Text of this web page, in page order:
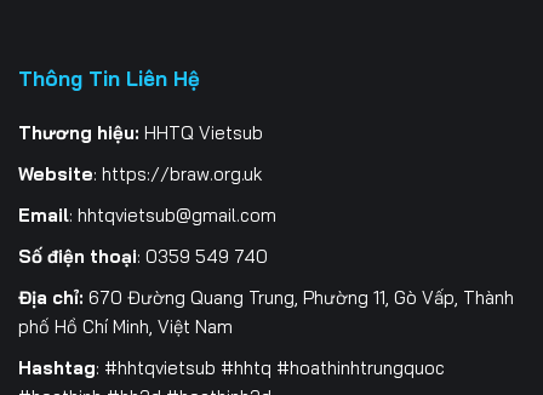
Thông Tin Liên Hệ
Thương hiệu: HHTQ Vietsub
Website: https://braw.org.uk
Email: hhtqvietsub@gmail.com
Số điện thoại: 0359 549 740
Địa chỉ: 670 Đường Quang Trung, Phường 11, Gò Vấp, Thành
phố Hồ Chí Minh, Việt Nam
Hashtag: #hhtqvietsub #hhtq #hoathinhtrungquoc